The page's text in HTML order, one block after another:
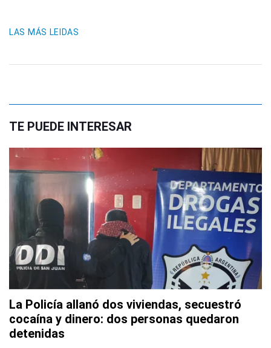
LAS MÁS LEIDAS
TE PUEDE INTERESAR
La Policía allanó dos viviendas, secuestró
cocaína y dinero: dos personas quedaron
detenidas